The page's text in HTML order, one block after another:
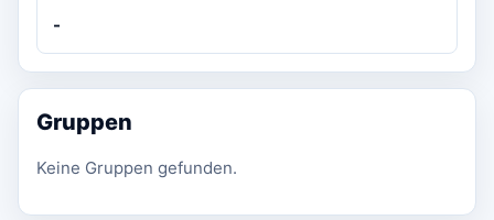
-
Gruppen
Keine Gruppen gefunden.